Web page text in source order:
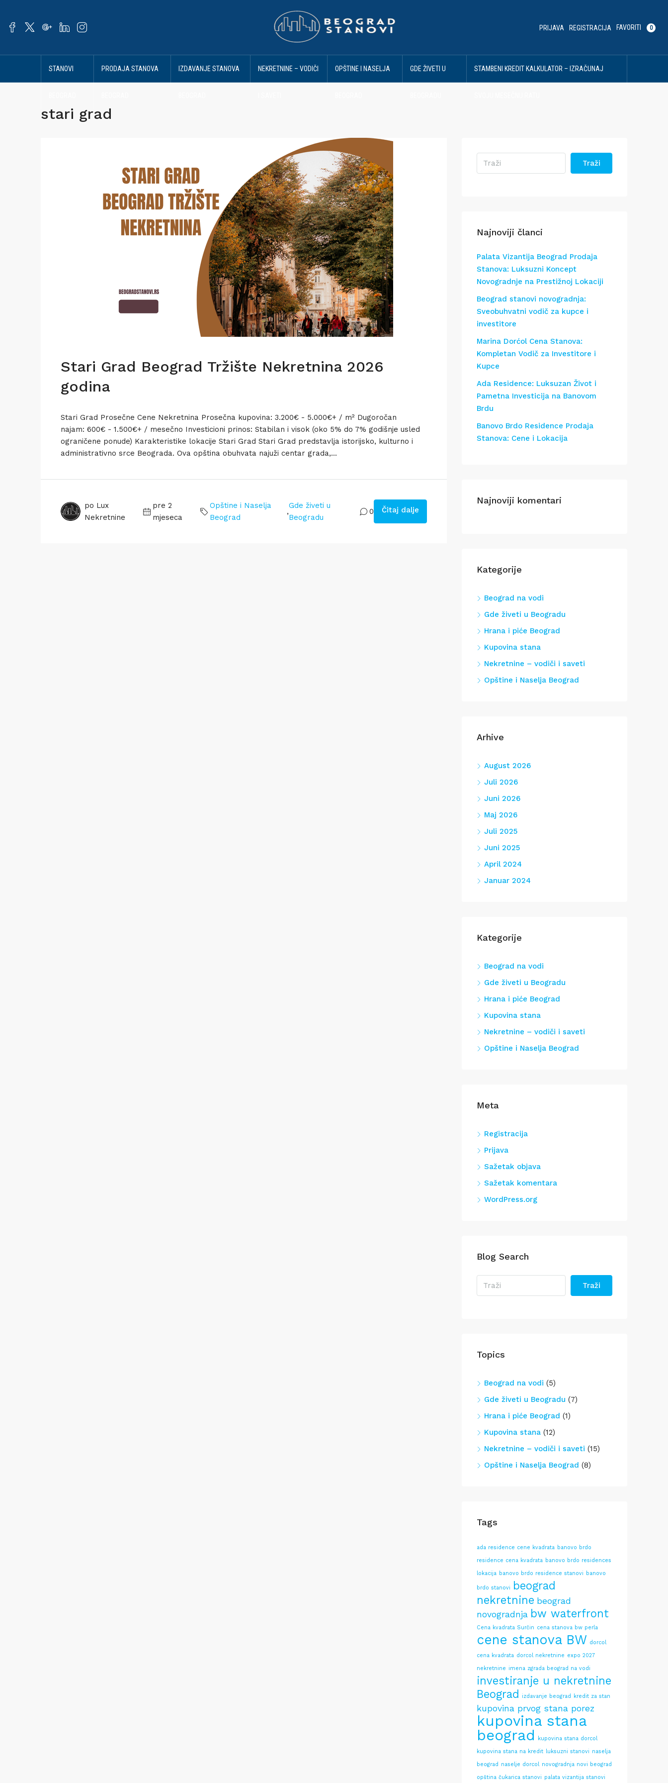
PRIJAVA REGISTRACIJA FAVORITI 0
STANOVI PRODAJA STANOVA IZDAVANJE STANOVA NEKRETNINE – VODIČI OPŠTINE I NASELJA GDE ŽIVETI U STAMBENI KREDIT KALKULATOR – IZRAČUNAJ
stari grad
Stari Grad Beograd Tržište Nekretnina 2026
godina
Stari Grad Prosečne Cene Nekretnina Prosečna kupovina: 3.200€ - 5.000€+ / m² Dugoročan
najam: 600€ - 1.500€+ / mesečno Investicioni prinos: Stabilan i visok (oko 5% do 7% godišnje usled
ograničene ponude) Karakteristike lokacije Stari Grad Stari Grad predstavlja istorijsko, kulturno i
administrativno srce Beograda. Ova opština obuhvata najuži centar grada,...
po Lux
Nekretnine
pre 2
mjeseca
Opštine i Naselja
Beograd
,
Gde živeti u
Beogradu
0 Čitaj dalje
Traži
Najnoviji članci
Palata Vizantija Beograd Prodaja
Stanova: Luksuzni Koncept
Novogradnje na Prestižnoj Lokaciji
Beograd stanovi novogradnja:
Sveobuhvatni vodič za kupce i
investitore
Marina Dorćol Cena Stanova:
Kompletan Vodič za Investitore i
Kupce
Ada Residence: Luksuzan Život i
Pametna Investicija na Banovom
Brdu
Banovo Brdo Residence Prodaja
Stanova: Cene i Lokacija
Najnoviji komentari
Kategorije
Beograd na vodi
Gde živeti u Beogradu
Hrana i piće Beograd
Kupovina stana
Nekretnine – vodiči i saveti
Opštine i Naselja Beograd
Arhive
August 2026
Juli 2026
Juni 2026
Maj 2026
Juli 2025
Juni 2025
April 2024
Januar 2024
Kategorije
Beograd na vodi
Gde živeti u Beogradu
Hrana i piće Beograd
Kupovina stana
Nekretnine – vodiči i saveti
Opštine i Naselja Beograd
Meta
Registracija
Prijava
Sažetak objava
Sažetak komentara
WordPress.org
Blog Search
Traži
Topics
Beograd na vodi (5)
Gde živeti u Beogradu (7)
Hrana i piće Beograd (1)
Kupovina stana (12)
Nekretnine – vodiči i saveti (15)
Opštine i Naselja Beograd (8)
Tags
ada residence cene kvadrata banovo brdo
residence cena kvadrata banovo brdo residences
lokacija banovo brdo residence stanovi banovo
brdo stanovi
beograd
nekretnine beograd
novogradnja bw waterfront
Cena kvadrata Surčin cena stanova bw perla
cene stanova BW dorcol
cena kvadrata dorcol nekretnine expo 2027
nekretnine imena zgrada beograd na vodi
investiranje u nekretnine
Beograd
izdavanje beograd kredit za stan
kupovina prvog stana porez
kupovina stana
beograd
kupovina stana dorcol
kupovina stana na kredit luksuzni stanovi naselja
beograd naselje dorcol novogradnja novi beograd
opština čukarica stanovi palata vizantija stanovi